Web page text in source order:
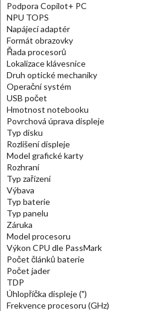
Podpora Copilot+ PC
NPU TOPS
Napájecí adaptér
Formát obrazovky
Řada procesorů
Lokalizace klávesnice
Druh optické mechaniky
Operační systém
USB počet
Hmotnost notebooku
Povrchová úprava displeje
Typ disku
Rozlišení displeje
Model grafické karty
Rozhraní
Typ zařízení
Výbava
Typ baterie
Typ panelu
Záruka
Model procesoru
Výkon CPU dle PassMark
Počet článků baterie
Počet jader
TDP
Úhlopříčka displeje (")
Frekvence procesoru (GHz)